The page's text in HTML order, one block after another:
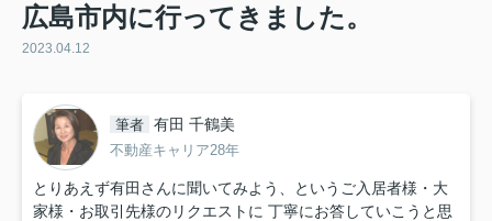
広島市内に行ってきました。
2023.04.12
筆者 有田 千鶴美
不動産キャリア28年
とりあえず有田さんに聞いてみよう、というご入居者様・大
家様・お取引先様のリクエストに 丁寧にお答していこうと思